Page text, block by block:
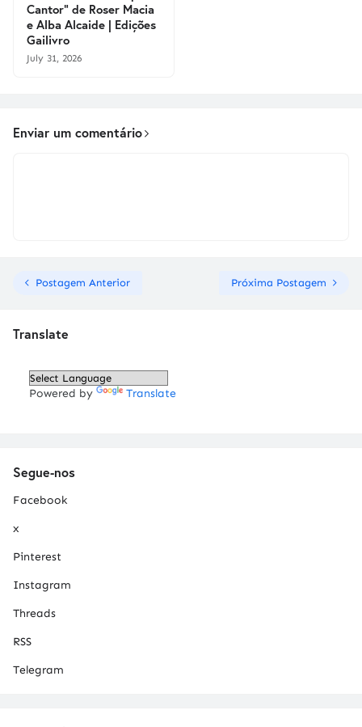
Cantor" de Roser Macia
e Alba Alcaide | Edições
Gailivro
July 31, 2026
Enviar um comentário
Postagem Anterior Próxima Postagem
Translate
Powered by Translate
Segue-nos
Facebook
x
Pinterest
Instagram
Threads
RSS
Telegram